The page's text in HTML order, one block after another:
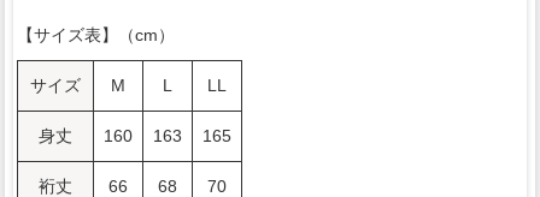
【サイズ表】（cm）
サイズ M L LL
身丈 160 163 165
裄丈 66 68 70